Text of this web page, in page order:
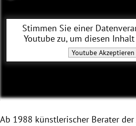
Stimmen Sie einer
Youtubezu, um diesen Inhalt
YoutubeAkzeptieren
Ab 1988 künstlerischer Berater